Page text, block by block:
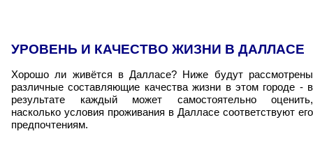
УРОВЕНЬ И КАЧЕСТВО ЖИЗНИ В ДАЛЛАСЕ
Хорошо ли живётся в Далласе? Ниже будут рассмотрены
различные составляющие качества жизни в этом городе - в
результате каждый может самостоятельно оценить,
насколько условия проживания в Далласе соответствуют его
предпочтениям.